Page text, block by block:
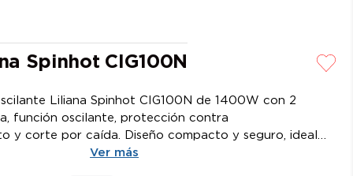
Spinhot CIG100N
Liliana Spinhot CIG100N de 1400W con 2
función oscilante, protección contra
y corte por caída. Diseño compacto y seguro, ideal
Ver más